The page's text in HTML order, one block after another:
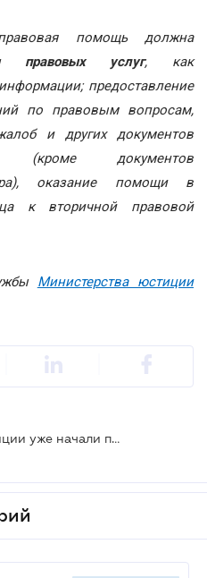
помощь должна
правовых услуг, как
предоставление
по правовым вопросам,
и других документов
(кроме документов
оказание помощи в
к вторичной правовой
Министерства юстиции
Приемные при органах юстиции уже начали предоставлять бесплатную правовую помощь